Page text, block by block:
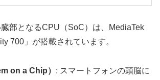
部となるCPU（SoC）は、MediaTek
700」が搭載されています。
on a Chip） : スマートフォンの頭脳に